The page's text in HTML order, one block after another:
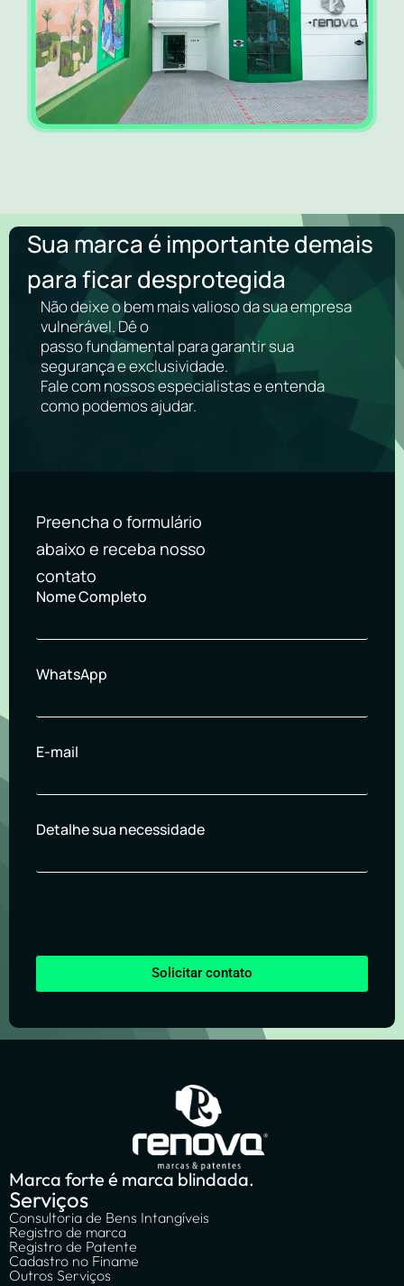
Sua marca é importante demais
para ficar desprotegida
Não deixe o bem mais valioso da sua empresa
vulnerável. Dê o
passo fundamental para garantir sua
segurança e exclusividade.
Fale com nossos especialistas e entenda
como podemos ajudar.
Preencha o formulário
abaixo e receba nosso
contato
Nome Completo
WhatsApp
E-mail
Detalhe sua necessidade
Solicitar contato
Marca forte é marca blindada.
Serviços
Consultoria de Bens Intangíveis
Registro de marca
Registro de Patente
Cadastro no Finame
Outros Serviços